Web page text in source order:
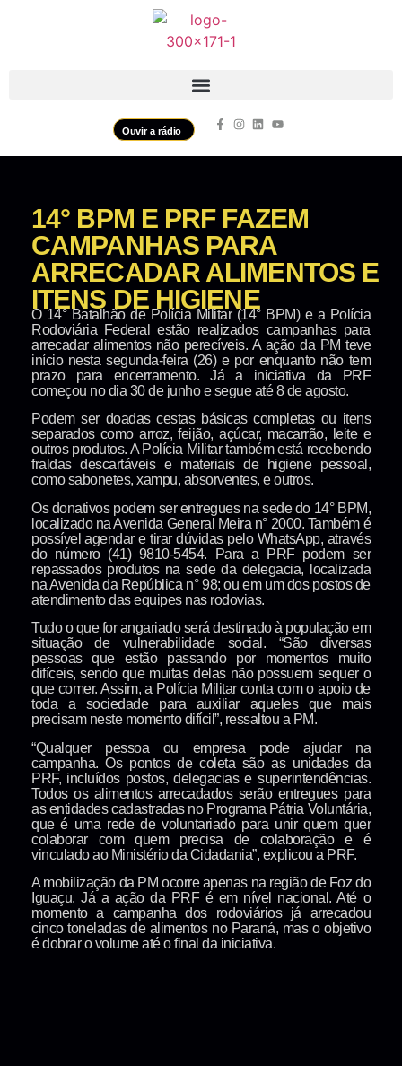
Ouvir a rádio
14° BPM E PRF FAZEM
CAMPANHAS PARA
ARRECADAR ALIMENTOS E
ITENS DE HIGIENE
O 14° Batalhão de Polícia Militar (14° BPM) e a Polícia
Rodoviária Federal estão realizados campanhas para
arrecadar alimentos não perecíveis. A ação da PM teve
início nesta segunda-feira (26) e por enquanto não tem
prazo para encerramento. Já a iniciativa da PRF
começou no dia 30 de junho e segue até 8 de agosto.
Podem ser doadas cestas básicas completas ou itens
separados como arroz, feijão, açúcar, macarrão, leite e
outros produtos. A Polícia Militar também está recebendo
fraldas descartáveis e materiais de higiene pessoal,
como sabonetes, xampu, absorventes, e outros.
Os donativos podem ser entregues na sede do 14° BPM,
localizado na Avenida General Meira n° 2000. Também é
possível agendar e tirar dúvidas pelo WhatsApp, através
do número (41) 9810-5454. Para a PRF podem ser
repassados produtos na sede da delegacia, localizada
na Avenida da República n° 98; ou em um dos postos de
atendimento das equipes nas rodovias.
Tudo o que for angariado será destinado à população em
situação de vulnerabilidade social. “São diversas
pessoas que estão passando por momentos muito
difíceis, sendo que muitas delas não possuem sequer o
que comer. Assim, a Polícia Militar conta com o apoio de
toda a sociedade para auxiliar aqueles que mais
precisam neste momento difícil”, ressaltou a PM.
“Qualquer pessoa ou empresa pode ajudar na
campanha. Os pontos de coleta são as unidades da
PRF, incluídos postos, delegacias e superintendências.
Todos os alimentos arrecadados serão entregues para
as entidades cadastradas no Programa Pátria Voluntária,
que é uma rede de voluntariado para unir quem quer
colaborar com quem precisa de colaboração e é
vinculado ao Ministério da Cidadania”, explicou a PRF.
A mobilização da PM ocorre apenas na região de Foz do
Iguaçu. Já a ação da PRF é em nível nacional. Até o
momento a campanha dos rodoviários já arrecadou
cinco toneladas de alimentos no Paraná, mas o objetivo
é dobrar o volume até o final da iniciativa.